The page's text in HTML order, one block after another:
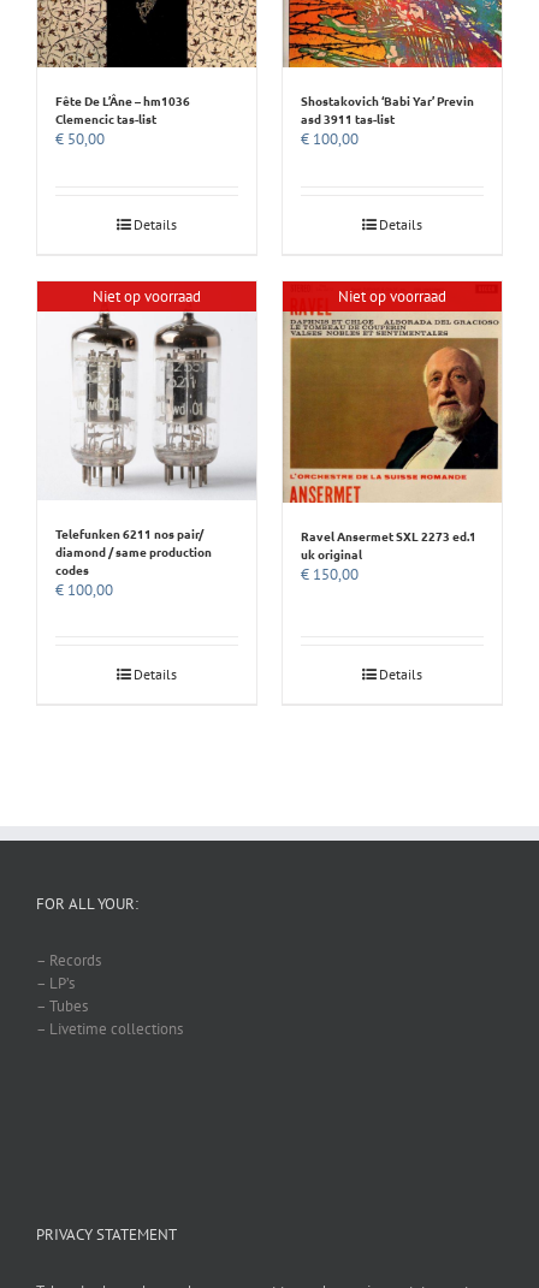
Fête De L’Âne – hm1036
Clemencic tas-list
€ 50,00
Details
Shostakovich ‘Babi Yar’ Previn
asd 3911 tas-list
€ 100,00
Details
Niet op voorraad
Telefunken 6211 nos pair/
diamond / same production
codes
€ 100,00
Details
Niet op voorraad
Ravel Ansermet SXL 2273 ed.1
uk original
€ 150,00
Details
FOR ALL YOUR:
– Records
– LP’s
– Tubes
– Livetime collections
PRIVACY STATEMENT